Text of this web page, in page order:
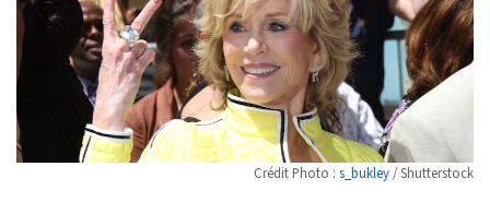
Crédit Photo : s_bukley/ Shutterstock